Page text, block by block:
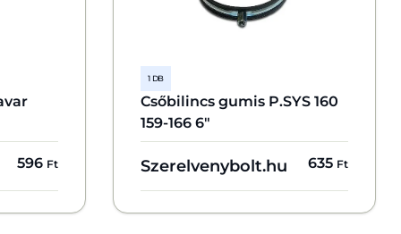
596 Ft
1 DB
Csőbilincs gumis P.SYS 160
159-166 6"
Szerelvenybolt.hu 635 Ft